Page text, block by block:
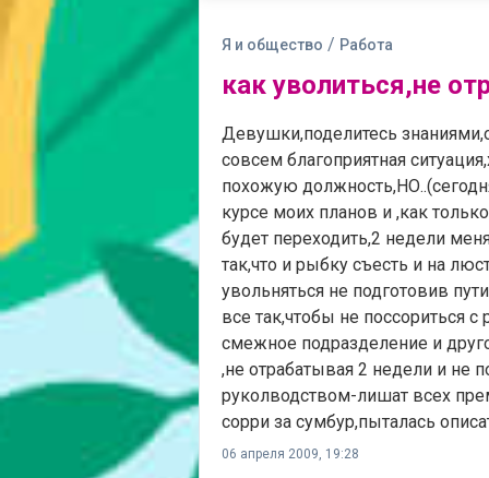
Я и общество / Работа
как уволиться,не
Девушки,поделитесь
совсем благоприятная
похожую
курсе моих планов и ,как
будет переходить,2 недели
так,что и рыбку съесть и на
увольняться не подготовив
все так,чтобы не поссориться
смежное подразделение и
,не отрабатывая 2 недели и не
руколводством-лишат всех
сорри за сумбур,пыталась
06 апреля 2009, 19:28